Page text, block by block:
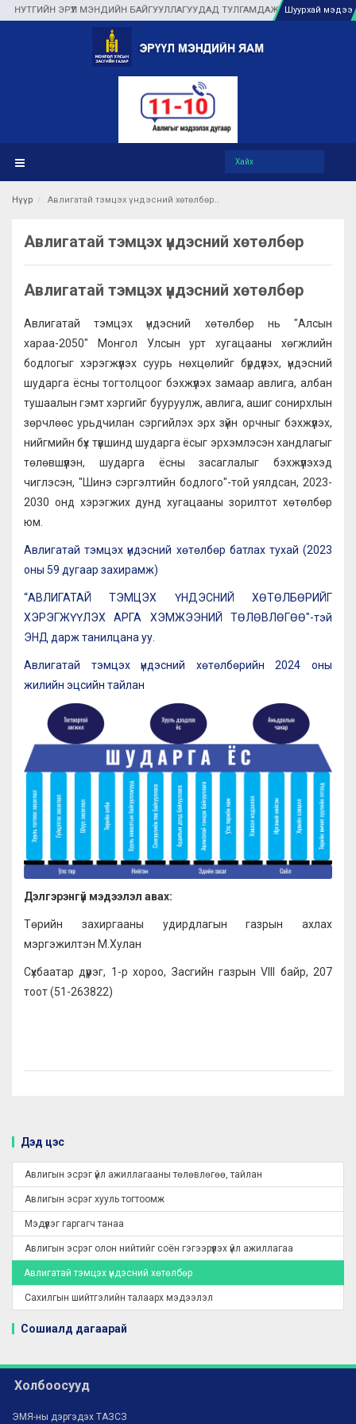
ЭРҮҮЛ МЭНДИЙН БАЙГУУЛЛАГУУДАД ТУЛГАМДАЖ БУЙ АСУУДЛЫГ
Шуурхай мэдээ
Нүүр Авлигатай тэмцэх үндэсний хөтөлбөр
Авлигатай тэмцэх үндэсний хөтөлбөр
Авлигатай тэмцэх үндэсний хөтөлбөр
Авлигатай тэмцэх үндэсний хөтөлбөр нь "Алсын
хараа-2050" Монгол Улсын урт хугацааны хөгжлийн
бодлогыг хэрэгжүүлэх суурь нөхцөлийг бүрдүүлэх, үндэсний
шударга ёсны тогтолцоог бэхжүүлэх замаар авлига, албан
тушаалын гэмт хэргийг бууруулж, авлига, ашиг сонирхлын
зөрчлөөс урьдчилан сэргийлэх эрх зүйн орчныг бэхжүүлэх,
нийгмийн бүх түвшинд шударга ёсыг эрхэмлэсэн хандлагыг
төлөвшүүлэн, шударга ёсны засаглалыг бэхжүүлэхэд
чиглэсэн, "Шинэ сэргэлтийн бодлого"-той уялдсан, 2023-
2030 онд хэрэгжих дунд хугацааны зорилтот хөтөлбөр
юм.
Авлигатай тэмцэх үндэсний хөтөлбөр батлах тухай (2023
оны 59 дугаар захирамж)
“АВЛИГАТАЙ ТЭМЦЭХ ҮНДЭСНИЙ ХӨТӨЛБӨРИЙГ
ХЭРЭГЖҮҮЛЭХ АРГА ХЭМЖЭЭНИЙ ТӨЛӨВЛӨГӨӨ"-тэй
ЭНД дарж танилцана уу.
Авлигатай тэмцэх үндэсний хөтөлбөрийн 2024 оны
жилийн эцсийн тайлан
Дэлгэрэнгүй мэдээлэл авах:
Төрийн захиргааны удирдлагын газрын ахлах
мэргэжилтэн М.Хулан
Сүхбаатар дүүрэг, 1-р хороо, Засгийн газрын VIII байр, 207
тоот (51-263822)
Дэд цэс
Авлигын эсрэг үйл ажиллагааны төлөвлөгөө, тайлан
Авлигын эсрэг хууль тогтоомж
Мэдүүлэг гаргагч танаа
Авлигын эсрэг олон нийтийг соён гэгээрүүлэх үйл ажиллагаа
Авлигатай тэмцэх үндэсний хөтөлбөр
Сахилгын шийтгэлийн талаарх мэдээлэл
Сошиалд дагаарай
Холбоосууд
ЭМЯ-ны дэргэдэх ТАЗСЗ